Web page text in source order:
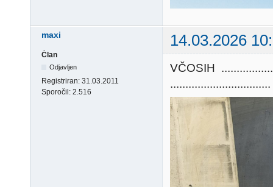
maxi 14.03.2026
Član
Odjavljen
Registriran: 31.03.2011
Sporočil: 2.516
VČOSIH
.................................